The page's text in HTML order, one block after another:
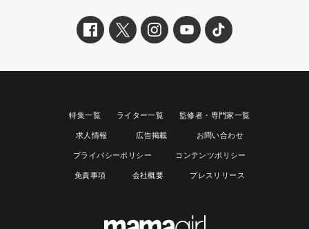
特集一覧 ライター一覧 監修者・専門家一覧
求人情報 広告掲載 お問い合わせ
プライバシーポリシー コンテンツポリシー
免責事項 会社概要 プレスリリース